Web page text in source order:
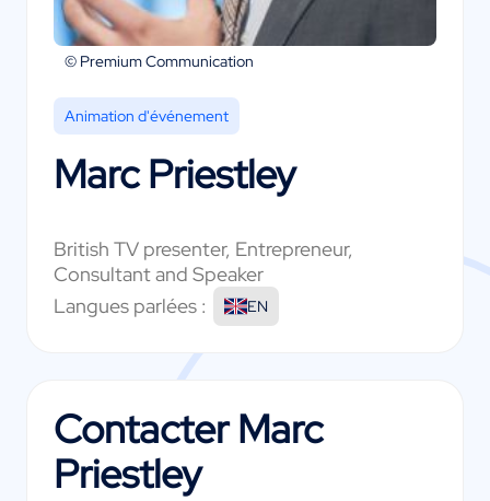
© Premium Communication
Animation d'événement
Marc Priestley
British TV presenter, Entrepreneur,
Consultant and Speaker
Langues parlées :
EN
ContacterMarc
Priestley